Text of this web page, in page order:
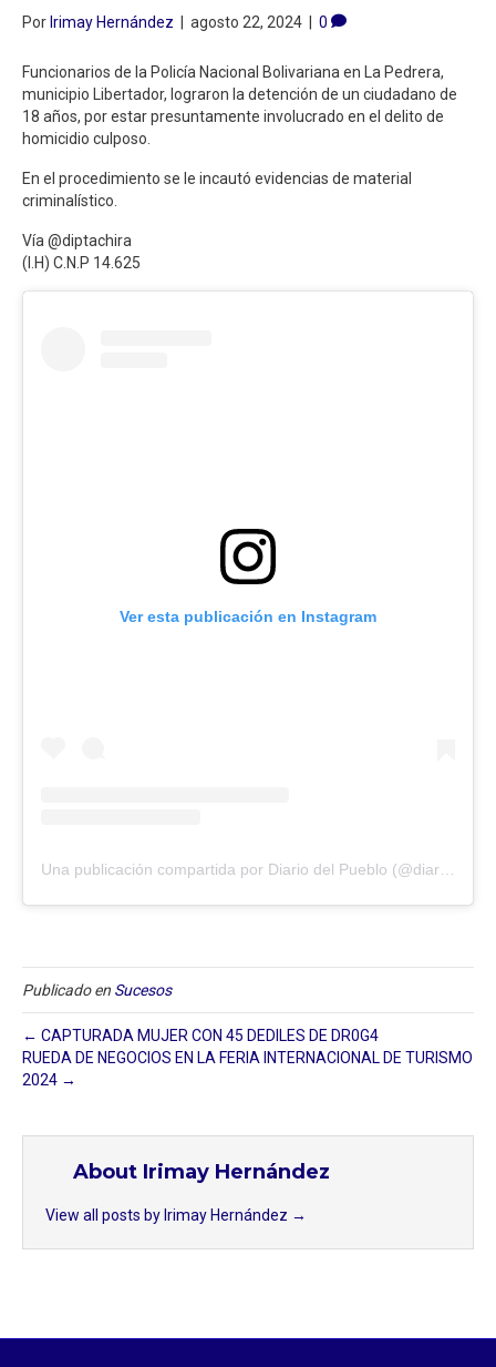
PorIrimay Hernández | agosto 22, 2024 | 0
Funcionarios de la Policía Nacional Bolivariana en La Pedrera,
municipio Libertador, lograron la detención de un ciudadano de
18 años, por estar presuntamente involucrado en el delito de
homicidio culposo.
En el procedimiento se le incautó evidencias de material
criminalístico.
Vía @diptachira
(I.H) C.N.P 14.625
Ver esta publicación en Instagram
Publicado en Sucesos
← CAPTURADA MUJER CON 45 DEDILES DE DR0G4
RUEDA DE NEGOCIOS EN LA FERIA INTERNACIONAL DE TURISMO
2024 →
About Irimay Hernández
View all posts by Irimay Hernández →